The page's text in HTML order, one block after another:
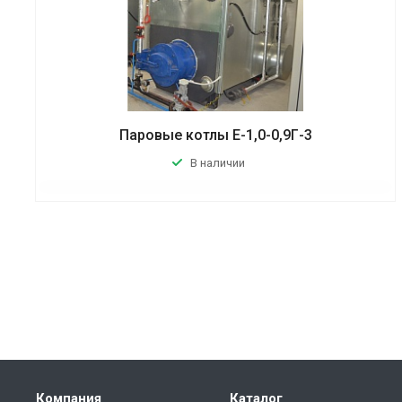
Паровые котлы Е-1,0-0,9Г-3
В наличии
Компания Каталог